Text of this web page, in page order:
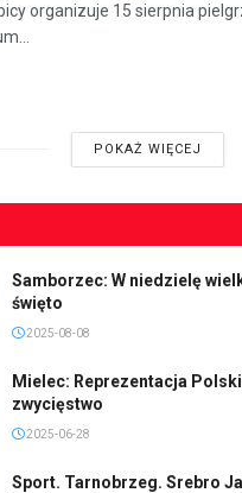
organizuje 15 sierpnia
POKAŻ WIĘCEJ
Samborzec: W niedzielę
święto
2025-08-08
Mielec: Reprezentacja
zwycięstwo
2025-06-28
Sport. Tarnobrzeg. Srebro